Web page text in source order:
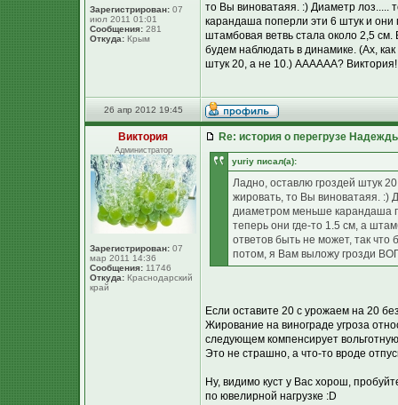
Зарегистрирован: 07
июл 2011 01:01
Сообщения: 281
Откуда: Крым
то Вы виноватаяя. :) Диаметр
карандаша поперли эти 6 штук и
штамбовая ветвь стала около 2,5
будем наблюдать в динамике. (Ах,
штук 20, а не 10.) АААААА?
26 апр 2012 19:45
Виктория
Администратор
Зарегистрирован: 07
мар 2011 14:36
Сообщения: 11746
Откуда: Краснодарский
край
Re: история о перегрузе
yuriy писал(а):
Ладно, оставлю гроздей штук
жировать, то Вы виноватаяя. :)
диаметром меньше карандаша
теперь они где-то 1.5 см, а
ответов быть не может, так что
потом, я Вам выложу грозди
Если оставите 20 с урожаем на 20
Жирование на винограде угроза
следующем компенсирует
Это не страшно, а что-то вроде
Ну, видимо куст у Вас хорош,
по ювелирной нагрузке :D